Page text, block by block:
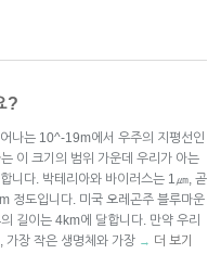
?
나는 10^-19m에서 우주의 지평선인
이 크기의 범위 가운데 우리가 아는
니다. 박테리아와 바이러스는 1㎛, 곧
정도입니다. 미국 오레곤주 블루마운
길이는 4km에 달합니다. 만약 우리
가장 작은 생명체와 가장 → 더 보기